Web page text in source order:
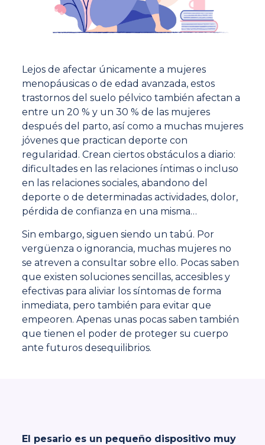
Lejos de afectar únicamente a mujeres
menopáusicas o de edad avanzada, estos
trastornos del suelo pélvico también afectan a
entre un 20 % y un 30 % de las mujeres
después del parto, así como a muchas mujeres
jóvenes que practican deporte con
regularidad. Crean ciertos obstáculos a diario:
dificultades en las relaciones íntimas o incluso
en las relaciones sociales, abandono del
deporte o de determinadas actividades, dolor,
pérdida de confianza en una misma…
Sin embargo, siguen siendo un tabú. Por
vergüenza o ignorancia, muchas mujeres no
se atreven a consultar sobre ello. Pocas saben
que existen soluciones sencillas, accesibles y
efectivas para aliviar los síntomas de forma
inmediata, pero también para evitar que
empeoren. Apenas unas pocas saben también
que tienen el poder de proteger su cuerpo
ante futuros desequilibrios.
El pesario es un pequeño dispositivo muy